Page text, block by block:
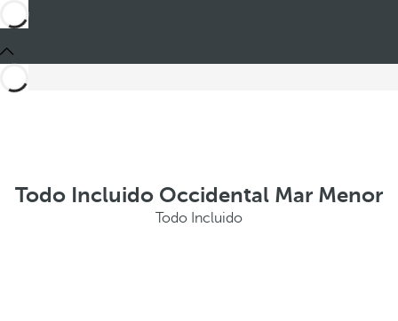
Todo Incluido Occidental Mar Menor
Todo Incluido